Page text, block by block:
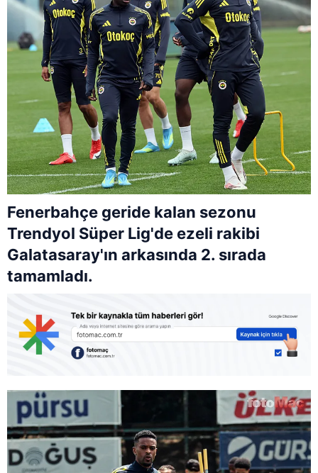
Fenerbahçe geride kalan sezonu
Trendyol Süper Lig'de ezeli rakibi
Galatasaray'ın arkasında 2. sırada
tamamladı.